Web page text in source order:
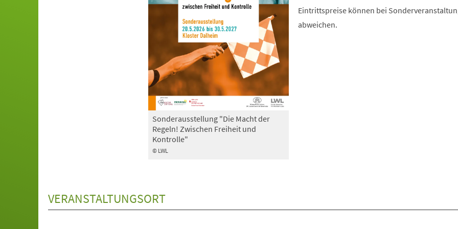
© LWL
Sonderausstellung "Die Macht der
Regeln! Zwischen Freiheit und
Kontrolle"
Eintrittspreise können bei
abweichen.
VERANSTALTUNGSORT